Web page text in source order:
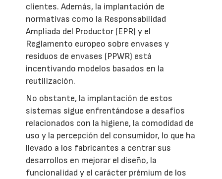
clientes. Además, la implantación de
normativas como la Responsabilidad
Ampliada del Productor (EPR) y el
Reglamento europeo sobre envases y
residuos de envases (PPWR) está
incentivando modelos basados en la
reutilización.
No obstante, la implantación de estos
sistemas sigue enfrentándose a desafíos
relacionados con la higiene, la comodidad de
uso y la percepción del consumidor, lo que ha
llevado a los fabricantes a centrar sus
desarrollos en mejorar el diseño, la
funcionalidad y el carácter prémium de los